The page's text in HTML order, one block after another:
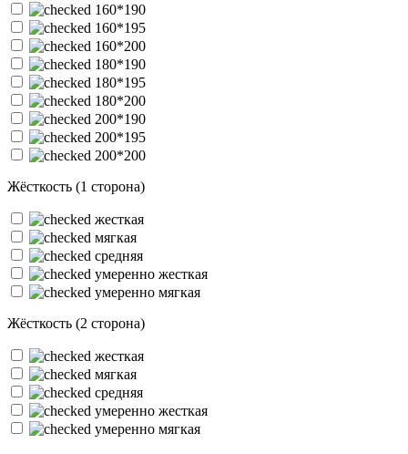
160*190
160*195
160*200
180*190
180*195
180*200
200*190
200*195
200*200
Жёсткость (1 сторона)
жесткая
мягкая
средняя
умеренно жесткая
умеренно мягкая
Жёсткость (2 сторона)
жесткая
мягкая
средняя
умеренно жесткая
умеренно мягкая